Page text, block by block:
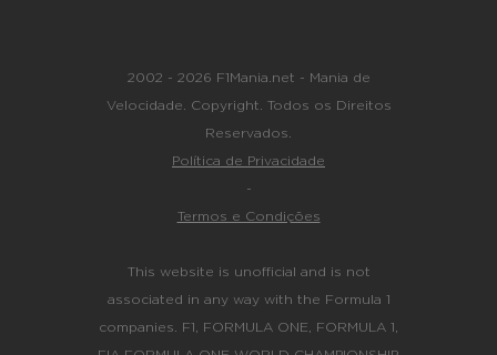
2002 - 2026 F1Mania.net - Mania de
Velocidade. Copyright. Todos os Direitos
Reservados.
Política de Privacidade
-
Termos e Condições
This website is unofficial and is not
associated in any way with the Formula 1
companies. F1, FORMULA ONE, FORMULA 1,